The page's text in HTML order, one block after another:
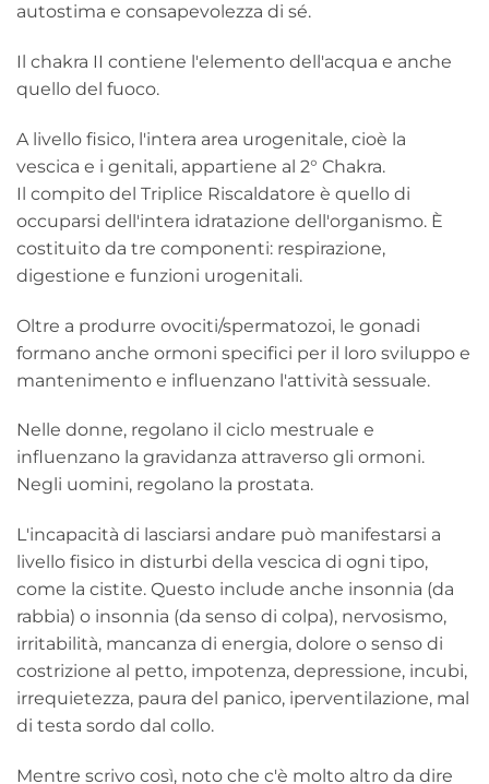
autostima e consapevolezza di sé.
Il chakra II contiene l'elemento dell'acqua e anche
quello del fuoco.
A livello fisico, l'intera area urogenitale, cioè la
vescica e i genitali, appartiene al 2° Chakra.
Il compito del Triplice Riscaldatore è quello di
occuparsi dell'intera idratazione dell'organismo. È
costituito da tre componenti: respirazione,
digestione e funzioni urogenitali.
Oltre a produrre ovociti/spermatozoi, le gonadi
formano anche ormoni specifici per il loro sviluppo e
mantenimento e influenzano l'attività sessuale.
Nelle donne, regolano il ciclo mestruale e
influenzano la gravidanza attraverso gli ormoni.
Negli uomini, regolano la prostata.
L'incapacità di lasciarsi andare può manifestarsi a
livello fisico in disturbi della vescica di ogni tipo,
come la cistite. Questo include anche insonnia (da
rabbia) o insonnia (da senso di colpa), nervosismo,
irritabilità, mancanza di energia, dolore o senso di
costrizione al petto, impotenza, depressione, incubi,
irrequietezza, paura del panico, iperventilazione, mal
di testa sordo dal collo.
Mentre scrivo così, noto che c'è molto altro da dire